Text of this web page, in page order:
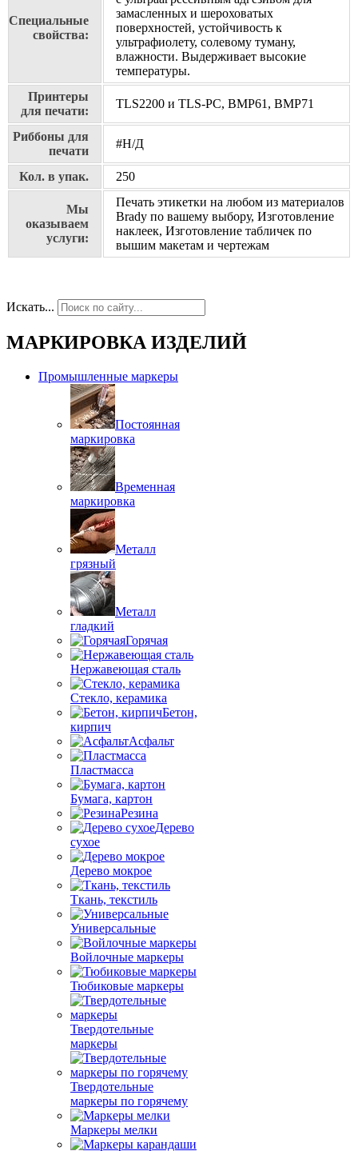
Специальные
свойства:
замасленных и шероховатых
поверхностей, устойчивость к
ультрафиолету, солевому туману,
влажности. Выдерживает высокие
температуры.
Принтеры
для печати:
TLS2200 и TLS-PC, BMP61, BMP71
Риббоны для
печати
#Н/Д
Кол. в упак. 250
Мы
оказываем
услуги:
Печать этикетки на любом из материалов
Brady по вашему выбору, Изготовление
наклеек, Изготовление табличек по
вышим макетам и чертежам
Искать...
МАРКИРОВКА ИЗДЕЛИЙ
Промышленные маркеры
Постоянная
маркировка
Временная
маркировка
Металл
грязный
Металл
гладкий
Горячая
Нержавеющая сталь
Стекло, керамика
Бетон,
кирпич
Асфальт
Пластмасса
Бумага, картон
Резина
Дерево
сухое
Дерево мокрое
Ткань, текстиль
Универсальные
Войлочные маркеры
Тюбиковые маркеры
Твердотельные
маркеры
Твердотельные
маркеры по горячему
Маркеры мелки